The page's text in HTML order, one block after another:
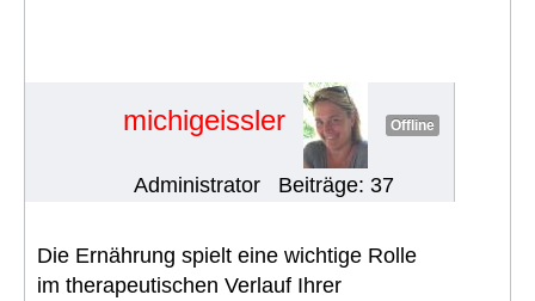
michigeissler Offline
Administrator Beiträge: 37
Die Ernährung spielt eine wichtige Rolle
im therapeutischen Verlauf Ihrer